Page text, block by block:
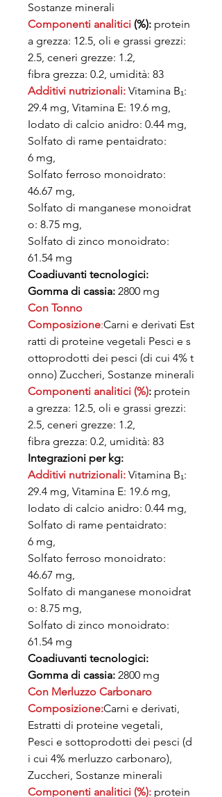
Sostanze minerali
Componenti analitici (%): protein
a grezza: 12.5, oli e grassi grezzi:
2.5, ceneri grezze: 1.2,
fibra grezza: 0.2, umidità: 83
Additivi nutrizionali: Vitamina B₁:
29.4 mg, Vitamina E: 19.6 mg,
Iodato di calcio anidro: 0.44 mg,
Solfato di rame pentaidrato:
6 mg,
Solfato ferroso monoidrato:
46.67 mg,
Solfato di manganese monoidrat
o: 8.75 mg,
Solfato di zinco monoidrato:
61.54 mg
Coadiuvanti tecnologici:
Gomma di cassia: 2800 mg
Con Tonno
Composizione:Carni e derivati Est
ratti di proteine vegetali Pesci e s
ottoprodotti dei pesci (di cui 4% t
onno) Zuccheri, Sostanze minerali
Componenti analitici (%): protein
a grezza: 12.5, oli e grassi grezzi:
2.5, ceneri grezze: 1.2,
fibra grezza: 0.2, umidità: 83
Integrazioni per kg:
Additivi nutrizionali: Vitamina B₁:
29.4 mg, Vitamina E: 19.6 mg,
Iodato di calcio anidro: 0.44 mg,
Solfato di rame pentaidrato:
6 mg,
Solfato ferroso monoidrato:
46.67 mg,
Solfato di manganese monoidrat
o: 8.75 mg,
Solfato di zinco monoidrato:
61.54 mg
Coadiuvanti tecnologici:
Gomma di cassia: 2800 mg
Con Merluzzo Carbonaro
Composizione:Carni e derivati,
Estratti di proteine vegetali,
Pesci e sottoprodotti dei pesci (d
i cui 4% merluzzo carbonaro),
Zuccheri, Sostanze minerali
Componenti analitici (%): protein